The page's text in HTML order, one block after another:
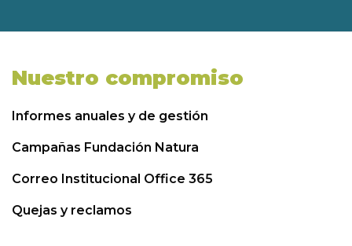
Nuestro compromiso
Informes anuales y de gestión
Campañas Fundación Natura
Correo Institucional Office 365
Quejas y reclamos